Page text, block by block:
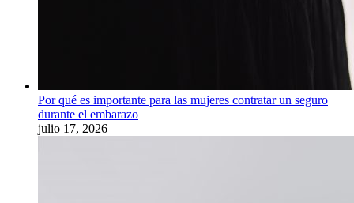
Por qué es importante para las mujeres contratar un seguro
durante el embarazo
julio 17, 2026